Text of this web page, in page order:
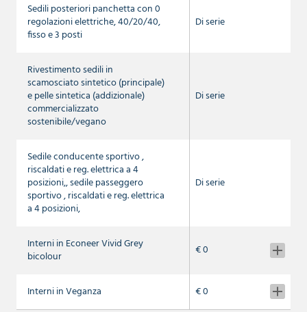
Sedili posteriori panchetta con 0
regolazioni elettriche, 40/20/40,
fisso e 3 posti
Di serie
Rivestimento sedili in
scamosciato sintetico (principale)
e pelle sintetica (addizionale)
commercializzato
sostenibile/vegano
Di serie
Sedile conducente sportivo ,
riscaldati e reg. elettrica a 4
posizioni,, sedile passeggero
sportivo , riscaldati e reg. elettrica
a 4 posizioni,
Di serie
Interni in Econeer Vivid Grey
bicolour
€ 0
Interni in Veganza € 0